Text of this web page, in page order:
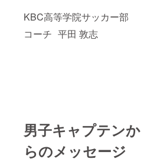
KBC高等学院サッカー部
コーチ 平田 敦志
男子キャプテンか
らのメッセージ